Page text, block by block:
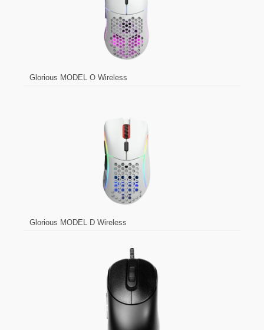
Glorious MODEL O Wireless
Glorious MODEL D Wireless